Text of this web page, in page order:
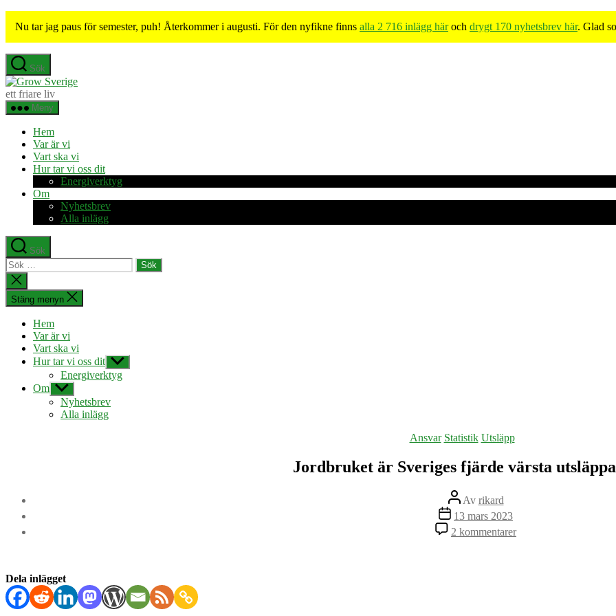
Nu tar jag paus för semester, puh! Återkommer i augusti. För den nyfikne finns alla 2 716 inlägg häroch drygt 170 nyhetsbrev här. Glad
Hoppa
till
innehåll
Sök
Grow
ett friare liv
Meny
Hem
Var är vi
Vart ska vi
Hur tar vi oss dit
Energiverktyg
Om
Nyhetsbrev
Alla inlägg
Sök
Sök
efter:
Stäng
sökningen
Stäng menyn
Hem
Var är vi
Vart ska vi
Hur tar vi oss dit Visa
undermeny
Energiverktyg
Om Visa
undermeny
Nyhetsbrev
Alla inlägg
Kategorier
Ansvar Statistik Utsläpp
Jordbruket är Sveriges fjärde värsta
Inläggsförfattare
Av rikard
Inläggsdatum
13 mars 2023
2 kommentarertill
Jordbruket
Dela inlägget